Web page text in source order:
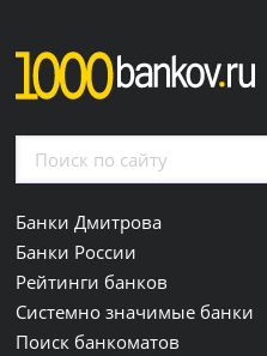
Банки Дмитрова
Банки России
Рейтинги банков
Системно значимые банки
Поиск банкоматов